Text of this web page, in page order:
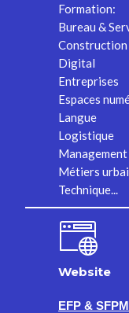
Formation:
Bureau &
Construction
Digital
Entreprises
Espaces
Langue
Logistique
Management
Métiers
Technique...
Website
EFP &